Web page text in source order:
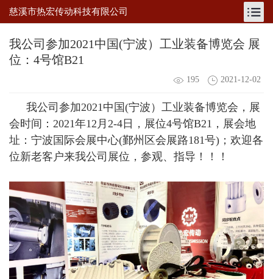
慈溪市热宏传动科技有限公司
我公司参加2021中国(宁波）工业装备博览会 展
位：4号馆B21
195 2021-12-02
我公司参加2021中国(宁波）工业装备博览会，展
会时间：2021年12月2-4日，展位4号馆B21，展会地
址：宁波国际会展中心(鄞州区会展路181号)；欢迎各
位新老客户来我公司展位，参观、指导！！！